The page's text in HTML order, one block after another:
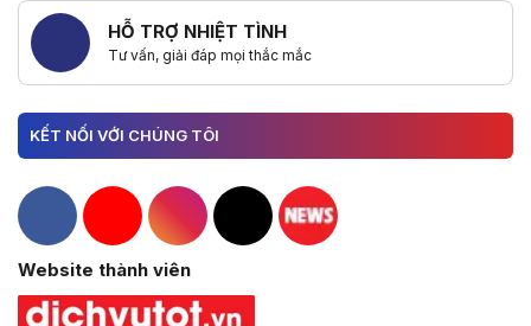
HỖ TRỢ NHIỆT TÌNH
Tư vấn, giải đáp mọi thắc mắc
KẾT NỐI VỚI CHÚNG TÔI
Hacom Facebook
Hacom YouTube
Hacom Instagram
Hacom TikTok
Website thành viên